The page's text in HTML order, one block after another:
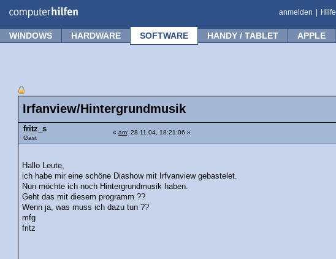
anmelden Hilfe
WINDOWS HARDWARE SOFTWARE HANDY / TABLET APPLE
Irfanview/Hintergrundmusik
fritz_s
Gast
« am: 28.11.04, 18:21:06 »
Hallo Leute,
ich habe mir eine schöne Diashow mit Irfvanview gebastelet.
Nun möchte ich noch Hintergrundmusik haben.
Geht das mit diesem programm ??
Wenn ja, was muss ich dazu tun ??
mfg
fritz